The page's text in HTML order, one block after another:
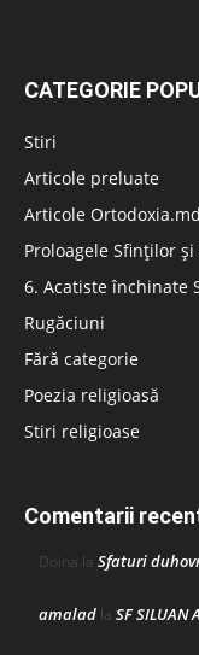
CATEGORIE
Stiri
Articole preluate
Articole Ortodoxia.md
Proloagele Sfinților
6. Acatiste închinate
Rugăciuni
Fără categorie
Poezia religioasă
Stiri religioase
Comentarii
Doina la Sfaturi
amalad la SF SILUAN